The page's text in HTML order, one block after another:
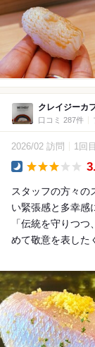
クレイジーカ
口コミ 287件
2026/02 訪問 1回目
スタッフの方々の
い緊張感と多幸感
「伝統を守りつ
めて敬意を表した